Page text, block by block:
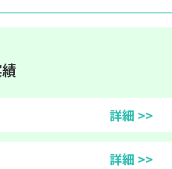
詳細 >>
詳細 >>